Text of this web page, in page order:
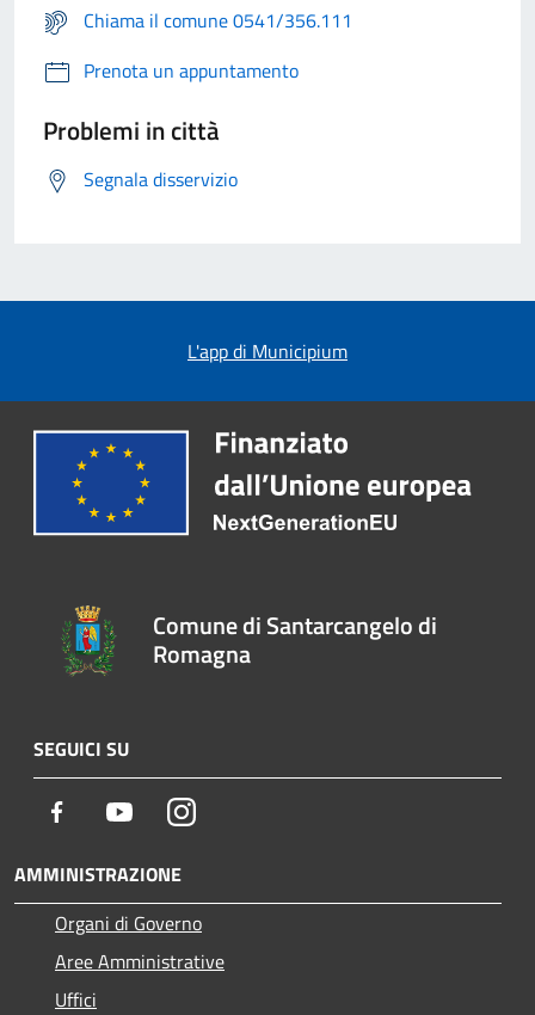
Chiama il comune 0541/356.111
Prenota un appuntamento
Problemi in città
Segnala disservizio
L'app di Municipium
Comune di Santarcangelo di
Romagna
SEGUICI SU
Facebook YoutubeInstagram
AMMINISTRAZIONE
Organi di Governo
Aree Amministrative
Uffici